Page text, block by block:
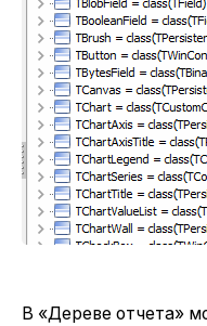
В «Дереве отчета»